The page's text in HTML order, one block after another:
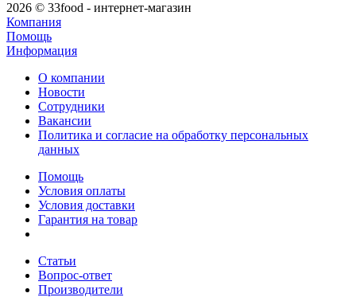
2026 © 33food - интернет-магазин
Компания
Помощь
Информация
О компании
Новости
Сотрудники
Вакансии
Политика и согласие на обработку персональных
данных
Помощь
Условия оплаты
Условия доставки
Гарантия на товар
Статьи
Вопрос-ответ
Производители